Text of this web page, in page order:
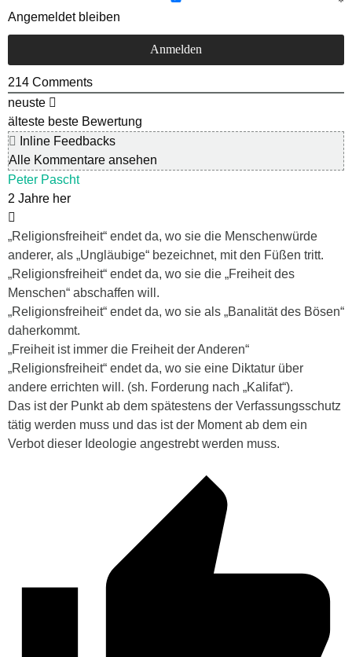
Angemeldet bleiben
214 Comments
neuste
älteste beste Bewertung
Inline Feedbacks
Alle Kommentare ansehen
Peter Pascht
2 Jahre her
„Religionsfreiheit“ endet da, wo sie die Menschenwürde
anderer, als „Ungläubige“ bezeichnet, mit den Füßen tritt.
„Religionsfreiheit“ endet da, wo sie die „Freiheit des
Menschen“ abschaffen will.
„Religionsfreiheit“ endet da, wo sie als „Banalität des Bösen“
daherkommt.
„Freiheit ist immer die Freiheit der Anderen“
„Religionsfreiheit“ endet da, wo sie eine Diktatur über
andere errichten will. (sh. Forderung nach „Kalifat“).
Das ist der Punkt ab dem spätestens der Verfassungsschutz
tätig werden muss und das ist der Moment ab dem ein
Verbot dieser Ideologie angestrebt werden muss.